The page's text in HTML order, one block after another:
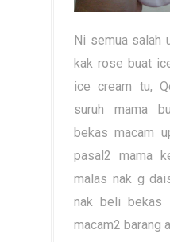
Ni semua salah
kak rose buat
ice cream tu,
suruh mama
bekas macam
pasal2 mama
malas nak g
nak beli bekas
macam2 barang